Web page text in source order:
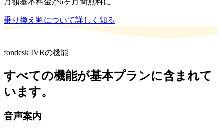
乗り換え割について詳しく知る
fondesk IVRの機能
すべての機能が基本プランに含まれて
います。
音声案内